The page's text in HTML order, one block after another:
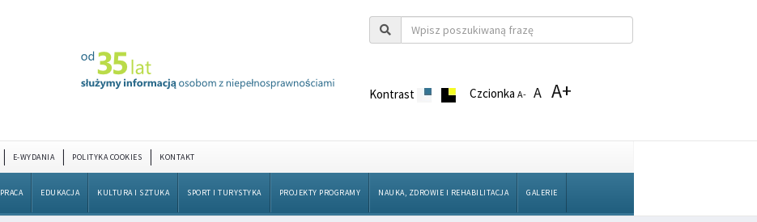
Kontrast CzcionkaA- A A+
E-WYDANIA POLITYKA COOKIES KONTAKT
PRACA EDUKACJA KULTURA I SZTUKA SPORT I TURYSTYKA PROJEKTY PROGRAMY NAUKA, ZDROWIE I REHABILITACJA GALERIE